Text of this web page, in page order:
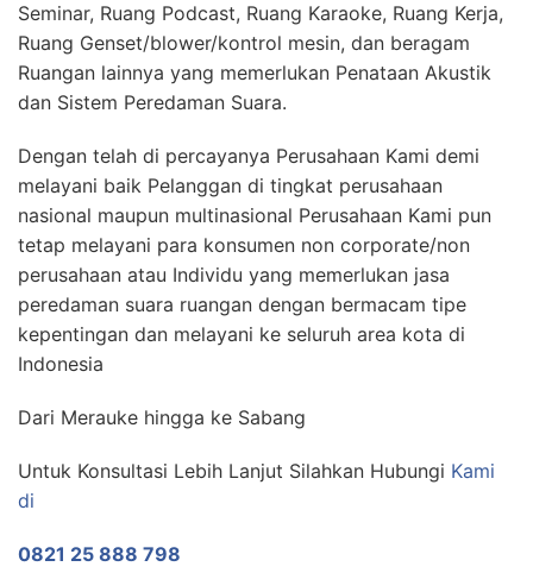
Seminar, Ruang Podcast, Ruang Karaoke, Ruang Kerja,
Ruang Genset/blower/kontrol mesin, dan beragam
Ruangan lainnya yang memerlukan Penataan Akustik
dan Sistem Peredaman Suara.
Dengan telah di percayanya Perusahaan Kami demi
melayani baik Pelanggan di tingkat perusahaan
nasional maupun multinasional Perusahaan Kami pun
tetap melayani para konsumen non corporate/non
perusahaan atau Individu yang memerlukan jasa
peredaman suara ruangan dengan bermacam tipe
kepentingan dan melayani ke seluruh area kota di
Indonesia
Dari Merauke hingga ke Sabang
Untuk Konsultasi Lebih Lanjut Silahkan Hubungi Kami
di
0821 25 888 798